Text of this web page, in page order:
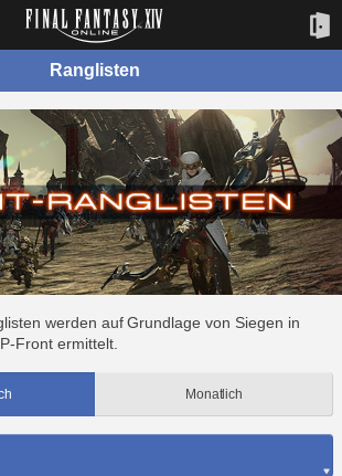
Ranglisten
werden auf Grundlage von Siegen in
Front ermittelt.
Monatlich